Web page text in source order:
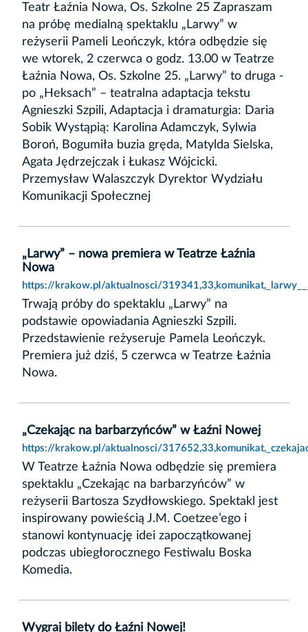
Teatr Łaźnia Nowa, Os. Szkolne 25 Zapraszam
na próbę medialną spektaklu „Larwy” w
reżyserii Pameli Leończyk, która odbędzie się
we wtorek, 2 czerwca o godz. 13.00 w Teatrze
Łaźnia Nowa, Os. Szkolne 25. „Larwy” to druga -
po „Heksach” – teatralna adaptacja tekstu
Agnieszki Szpili, Adaptacja i dramaturgia: Daria
Sobik Wystąpią: Karolina Adamczyk, Sylwia
Boroń, Bogumiła buzia gręda, Matylda Sielska,
Agata Jędrzejczak i Łukasz Wójcicki.
Przemysław Walaszczyk Dyrektor Wydziału
Komunikacji Społecznej
„Larwy” – nowa premiera w Teatrze Łaźnia
Nowa
https://krakow.pl/aktualnosci/
Trwają próby do spektaklu „Larwy” na
podstawie opowiadania Agnieszki Szpili.
Przedstawienie reżyseruje Pamela Leończyk.
Premiera już dziś, 5 czerwca w Teatrze Łaźnia
Nowa.
„Czekając na barbarzyńców” w Łaźni Nowej
https://krakow.pl/aktualnosci/
W Teatrze Łaźnia Nowa odbędzie się premiera
spektaklu „Czekając na barbarzyńców” w
reżyserii Bartosza Szydłowskiego. Spektakl jest
inspirowany powieścią J.M. Coetzee’ego i
stanowi kontynuację idei zapoczątkowanej
podczas ubiegłorocznego Festiwalu Boska
Komedia.
Wygraj bilety do Łaźni Nowej!